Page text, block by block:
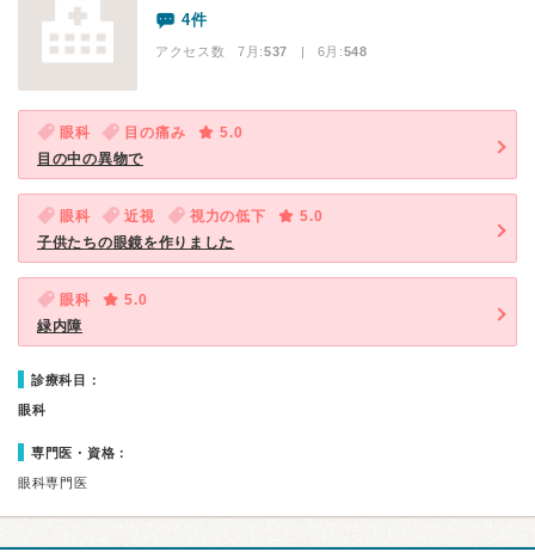
4件
アクセス数 7月:537 | 6月:548
眼科 目の痛み
5.0
目の中の異物で
眼科 近視 視力の低下
5.0
子供たちの眼鏡を作りました
眼科
5.0
緑内障
診療科目：
眼科
専門医・資格：
眼科専門医